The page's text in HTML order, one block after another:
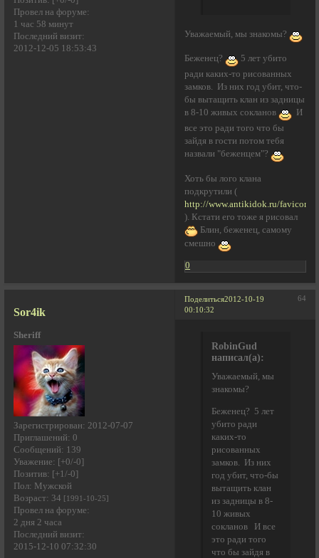
Провел на форуме:
1 час 58 минут
Последний визит:
2012-12-05 18:53:43
Уважаемый, мы знакомы?
Беженец?
5 лет убито
ради каких-то рисованных
замков. Из них год убит, что-
бы вытащить клан из задницы
в 8-10 живых сокланов
И
все это ради того что бы
зайдя в гости потом тебя
назвали "беженцем"?
Хоть бы лого клана
подкрутили (
http://www.antikidok.ru/
). Кстати его тоже я рисовал
Блин, беженец, самому
смешно
0
Поделиться 64
2012-10-19
00:10:32
Sor4ik
Sheriff
Зарегистрирован: 2012-07-07
Приглашений: 0
Сообщений: 139
Уважение: [+0/-0]
Позитив: [+1/-0]
Пол: Мужской
Возраст: 34 [1991-10-25]
Провел на форуме:
2 дня 2 часа
Последний визит:
2015-12-10 07:32:30
RobinGud
написал(а):
Уважаемый, мы
знакомы?
Беженец? 5 лет
убито ради
каких-то
рисованных
замков. Из них
год убит, что-бы
вытащить клан
из задницы в 8-
10 живых
сокланов И все
это ради того
что бы зайдя в